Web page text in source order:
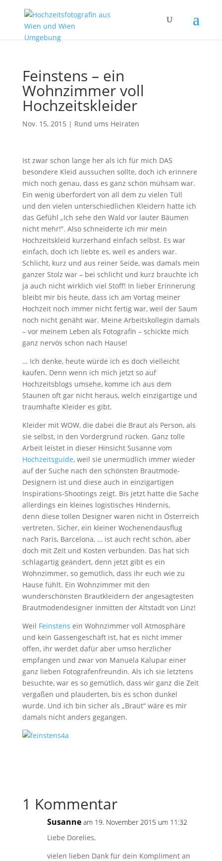
Feinstens – ein
Wohnzimmer voll
Hochzeitskleider
Nov. 15, 2015 | Rund ums Heiraten
Ist zwar schon lange her als ich für mich DAS
besondere Kleid aussuchen sollte, doch ich erinnere
mich noch genau, dass es ganz schön mühsam war.
Ein wenig überfordert von all dem zu vielen Tüll
und den vielen unterschiedlichen Kleidern hatte ich
das Gefühl „Ich sehe den Wald vor lauter Bäumen
nicht mehr!“. Also schneiderte ich mir mein
Hochzeitskleid kurzerhand einfach selbst. Es war
einfach, doch ich liebte es, weil es anders war.
Schlicht, kurz und aus reiner Seide, was damals mein
ganzer Stolz war – bei schlicht und kurz brauchte ich
ja auch nicht wirklich viel Stoff! In lieber Erinnerung
bleibt mir bis heute, dass ich am Vortag meiner
Hochzeit noch immer nicht fertig war, weil der Saum
noch nicht genäht war. Meine Arbeitskollegin damals
– vor meinem Leben als Fotografin – schickte mich
ganz nervös schon nach Hause!
… Ich denke, heute würde ich es doch vielleicht
kaufen. Denn wenn ich mich jetzt so auf
Hochzeitsblogs umsehe, komme ich aus dem
Staunen oft gar nicht heraus, welch einzigartige und
traumhafte Kleider es gibt.
Kleider mit WOW, die dabei die Braut als Person, als
sie selbst, in den Vordergrund rücken. Ganz tolle
Arbeit leistet in dieser Hinsicht Susanne vom
Hochzeitsguide, weil sie unermüdlich immer wieder
auf der Suche nach den schönsten Brautmode-
Designern ist und diese auch in einzigartigen
Inspirations-Shootings zeigt. Bis jetzt hatte die Sache
allerdings ein kleines logistisches Hindernis,
denn diese tollen Designer waren nicht in Österreich
vertreten. Sicher, ein kleiner Wochenendausflug
nach Paris, Barcelona, … ist auch recht schön, aber
doch mit Zeit und Kosten verbunden. Das hat sich
schlagartig geändert, denn jetzt gibt es ein
Wohnzimmer, so gemütlich, dass ihr euch wie zu
Hause fühlt. Ein Wohnzimmer mit den
wunderschönsten Brautkleidern der angesagtesten
Brautmodendesigner inmitten der Altstadt von Linz!
Weil Feinstens ein Wohnzimmer voll Atmosphäre
und kein Gassengeschäft ist, hat es nicht immer
offen, ihr werdet dafür aber umso herzlicher
empfangen und zwar von Manuela Kalupar einer
ganz lieben Fotografenfreundin. Als ich sie letztens
besuchte, war es so gemütlich, dass wir ganz die Zeit
vergaßen und plauderten, bis es schon dunkel
wurde. Und ich bin sicher als „Braut“ wäre es mir
damals nicht anders gegangen.
1 Kommentar
Susanne am 19. November 2015 um 11:32
Liebe Dorelies,
vielen lieben Dank für dein Kompliment an